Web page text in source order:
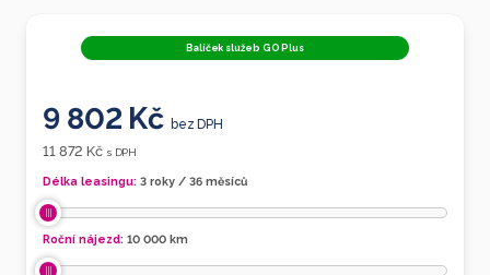
Balíček služeb GO Plus
9 802 Kč bez DPH
11 872 Kč s DPH
Délka leasingu: 3 roky / 36 měsíců
Roční nájezd: 10 000 km